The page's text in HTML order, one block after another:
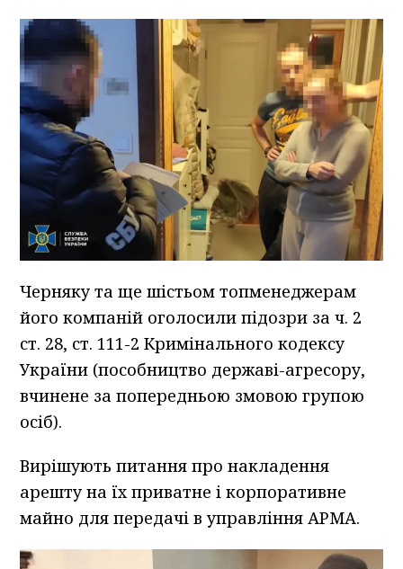
Черняку та ще шістьом топменеджерам
його компаній оголосили підозри за ч. 2
ст. 28, ст. 111-2 Кримінального кодексу
України (пособництво державі-агресору,
вчинене за попередньою змовою групою
осіб).
Вирішують питання про накладення
арешту на їх приватне і корпоративне
майно для передачі в управління АРМА.